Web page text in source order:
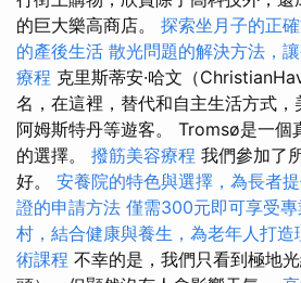
的巨大樂高商店。 探索坐月子的正
的產後生活 散光問題的解決方法，
療程 克里斯蒂安·哈文（
名，在這裡，替代和自主生活方式，
阿姆斯特丹等遊客。 Tromsø是一個
的選擇。 撥筋美容療程 我們參加了
好。 安養院的特色與選擇，為長者
證的申請方法 僅需300元即可享受
村，結合健康與養生，為老年人打造
術課程 不幸的是，我們只看到極地